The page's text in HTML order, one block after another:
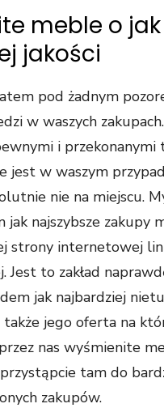
meble o jak
jakości
pod żadnym
w waszych
i przekonanymi
jest w waszym
nie na miejscu.
jak najszybsze zakupy
strony internetowej
Jest to zakład
jak najbardziej
jego oferta na
nas wyśmienite
tam do
zakupów.